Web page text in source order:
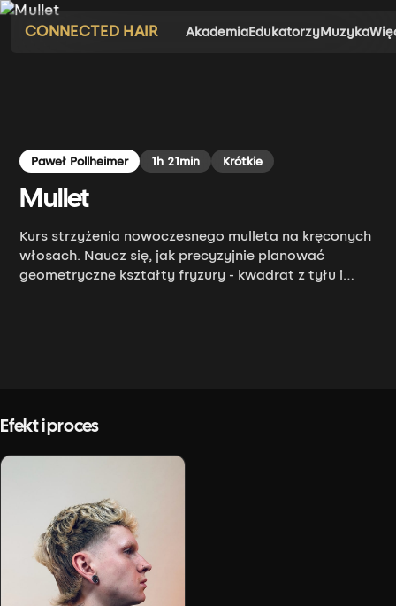
CONNECTED HAIR AkademiaEdukatorzyMuzyka
Paweł Pollheimer 1h 21min Krótkie
Mullet
Kurs strzyżenia nowoczesnego mulleta na kręconych
włosach. Naucz się, jak precyzyjnie planować
geometryczne kształty fryzury - kwadrat z tyłu i
Efekt i proces